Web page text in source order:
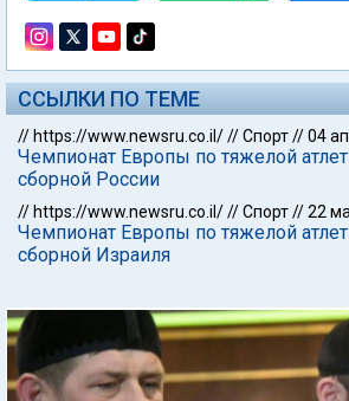
ССЫЛКИ ПО ТЕМЕ
// https://www.newsru.co.il///Спорт//04
Чемпионат Европы по тяжелой
сборной России
// https://www.newsru.co.il///Спорт//22
Чемпионат Европы по тяжелой
сборной Израиля